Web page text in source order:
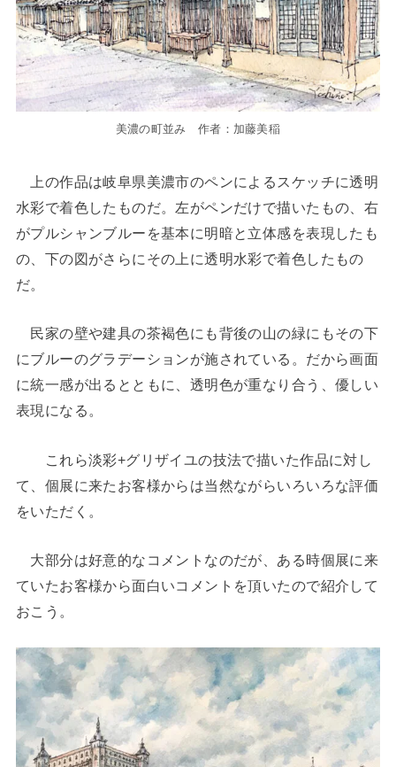
美濃の町並み 作者：加藤美稲
上の作品は岐阜県美濃市のペンによるスケッチに透明
水彩で着色したものだ。左がペンだけで描いたもの、右
がプルシャンブルーを基本に明暗と立体感を表現したも
の、下の図がさらにその上に透明水彩で着色したもの
だ。
民家の壁や建具の茶褐色にも背後の山の緑にもその下
にブルーのグラデーションが施されている。だから画面
に統一感が出るとともに、透明色が重なり合う、優しい
表現になる。
これら淡彩+グリザイユの技法で描いた作品に対し
て、個展に来たお客様からは当然ながらいろいろな評価
をいただく。
大部分は好意的なコメントなのだが、ある時個展に来
ていたお客様から面白いコメントを頂いたので紹介して
おこう。